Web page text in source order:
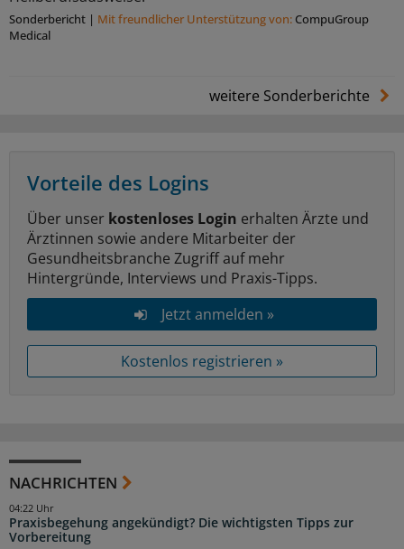
Sonderbericht | Mit freundlicher Unterstützung von: CompuGroup
Medical
weitere Sonderberichte
Vorteile des Logins
Über unser kostenloses Login erhalten Ärzte und
Ärztinnen sowie andere Mitarbeiter der
Gesundheitsbranche Zugriff auf mehr
Hintergründe, Interviews und Praxis-Tipps.
Jetzt anmelden »
Kostenlos registrieren »
NACHRICHTEN
Praxisbegehung angekündigt? Die wichtigsten Tipps zur
Vorbereitung
04:22 Uhr